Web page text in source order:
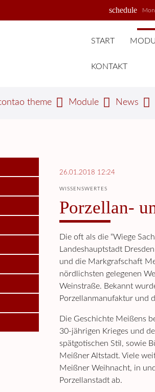
schedule
START
KONTAKT
theme Module News
26.01.2018 12:24
WISSENSWERTES
Porzellan-
Die oft als die “Wiege
Landeshauptstadt
und die Markgrafschaft
nördlichsten gelegenen
Weinstraße. Bekannt
Porzellanmanufaktur und
Die Geschichte Meißens
30-jährigen Krieges und
spätgotischen Stil, sowie
Meißner Altstadt. Viele
Meißner Weihnacht, in
Porzellanstadt ab.